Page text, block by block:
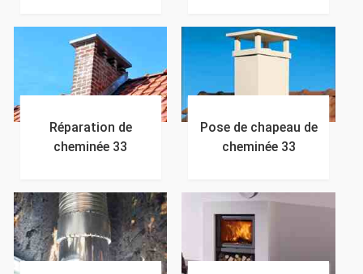
Réparation de
cheminée 33
Pose de chapeau de
cheminée 33